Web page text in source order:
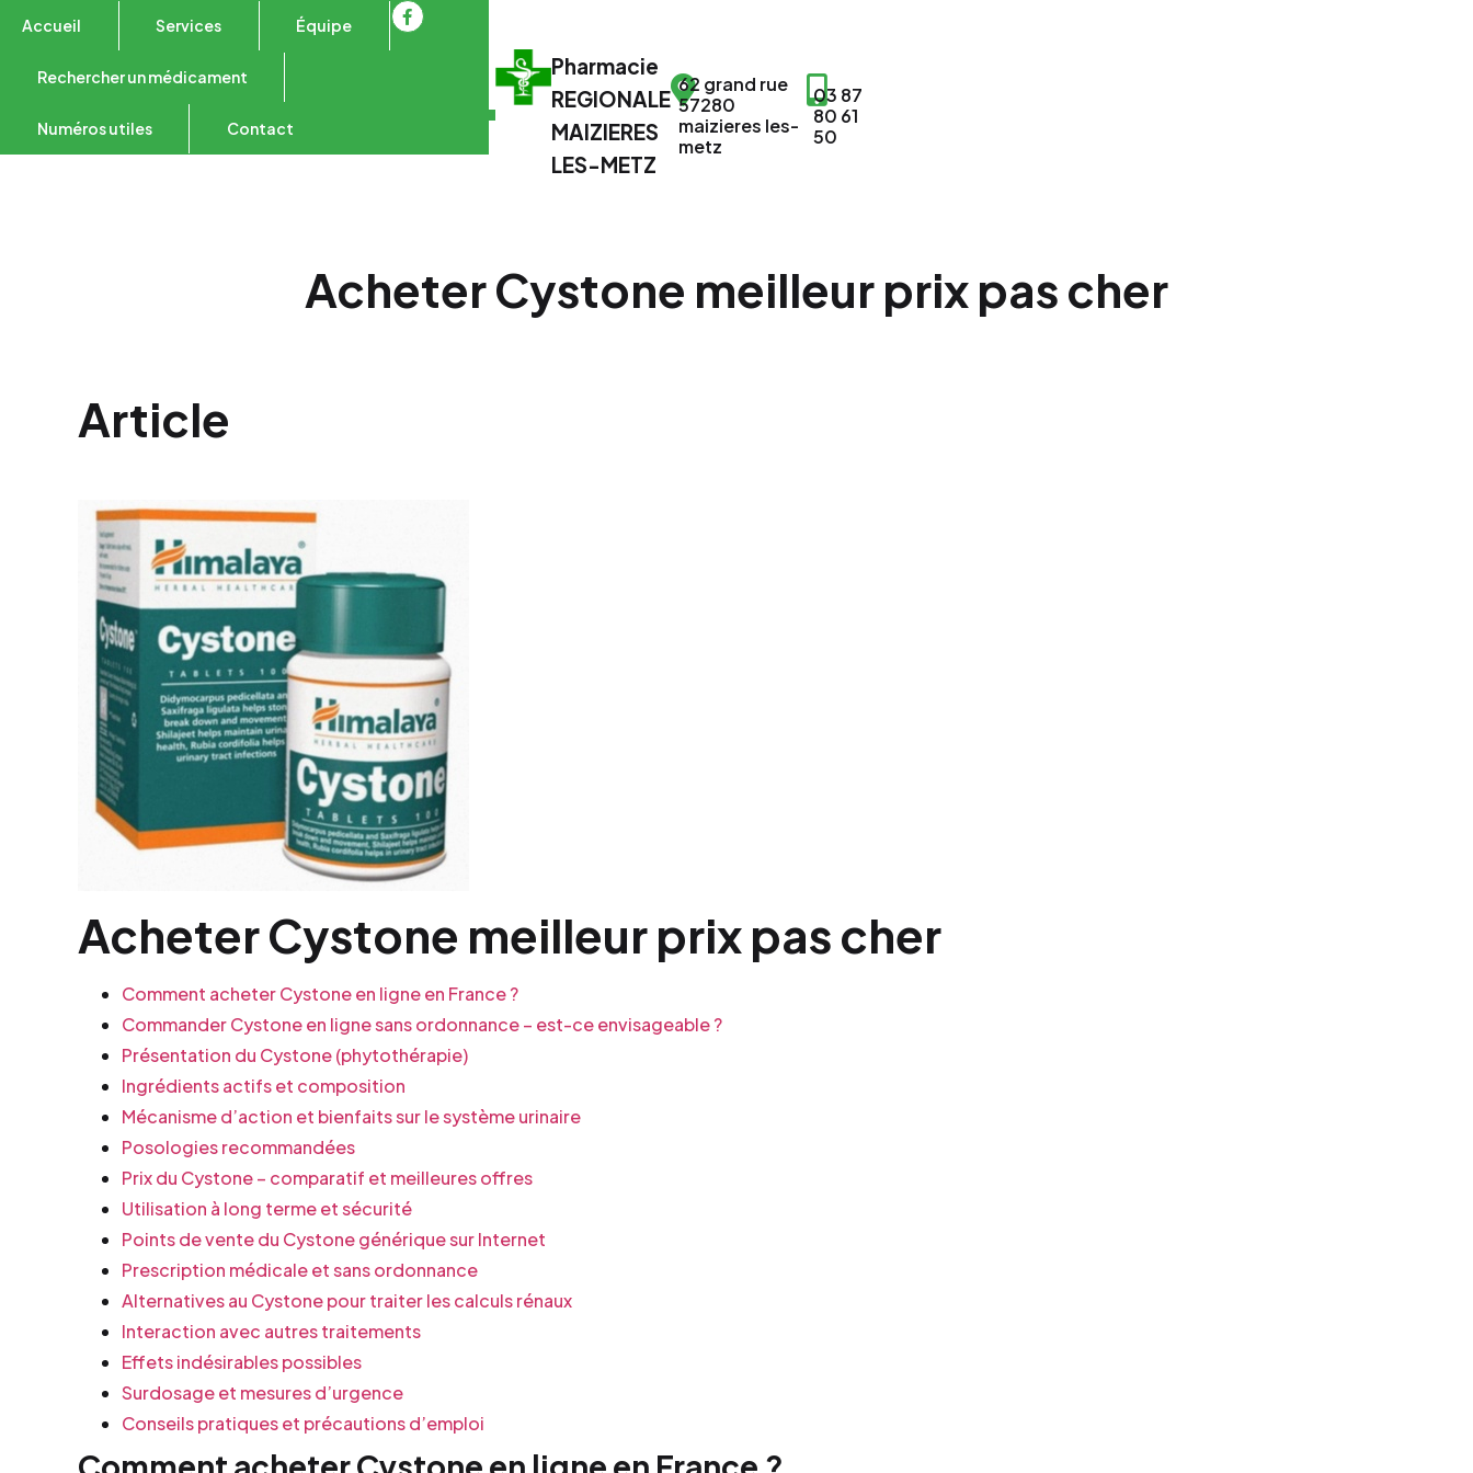
Pharmacie
REGIONALE
MAIZIERES
LES-METZ
62 grand rue
57280
maizieres les-
metz
03 87
80 61
50
Accueil Services Équipe
Rechercher un médicament
Numéros utiles Contact
Acheter Cystone meilleur prix pas cher
Article
Acheter Cystone meilleur prix pas cher
Comment acheter Cystone en ligne en France ?
Commander Cystone en ligne sans ordonnance – est-ce envisageable ?
Présentation du Cystone (phytothérapie)
Ingrédients actifs et composition
Mécanisme d’action et bienfaits sur le système urinaire
Posologies recommandées
Prix du Cystone – comparatif et meilleures offres
Utilisation à long terme et sécurité
Points de vente du Cystone générique sur Internet
Prescription médicale et sans ordonnance
Alternatives au Cystone pour traiter les calculs rénaux
Interaction avec autres traitements
Effets indésirables possibles
Surdosage et mesures d’urgence
Conseils pratiques et précautions d’emploi